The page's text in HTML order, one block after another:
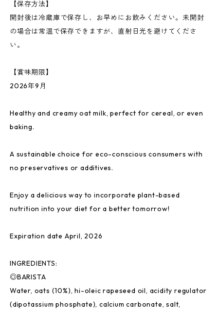
【保存方法】
開封後は冷蔵庫で保存し、お早めにお飲みください。未開封
の場合は常温で保存できますが、直射日光を避けてくださ
い。
【賞味期限】
2026年9月
Healthy and creamy oat milk, perfect for cereal, or even
baking.
A sustainable choice for eco-conscious consumers with
no preservatives or additives.
Enjoy a delicious way to incorporate plant-based
nutrition into your diet for a better tomorrow!
Expiration date April, 2026
INGREDIENTS:
◎BARISTA
Water, oats (10%), hi-oleic rapeseed oil, acidity regulator
(dipotassium phosphate), calcium carbonate, salt,